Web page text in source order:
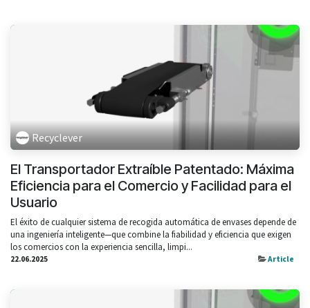
Recyclever
El Transportador Extraíble Patentado: Máxima
Eficiencia para el Comercio y Facilidad para el
Usuario
El éxito de cualquier sistema de recogida automática de envases depende de
una ingeniería inteligente—que combine la fiabilidad y eficiencia que exigen
los comercios con la experiencia sencilla, limpi...
22.06.2025 Article